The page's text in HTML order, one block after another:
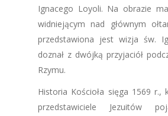
Ignacego Loyoli. Na obrazie
widniejącym nad głównym
przedstawiona jest wizja św.
doznał z dwójką przyjaciół
Rzymu.
Historia Kościoła sięga 1569 r.,
przedstawiciele Jezuitów